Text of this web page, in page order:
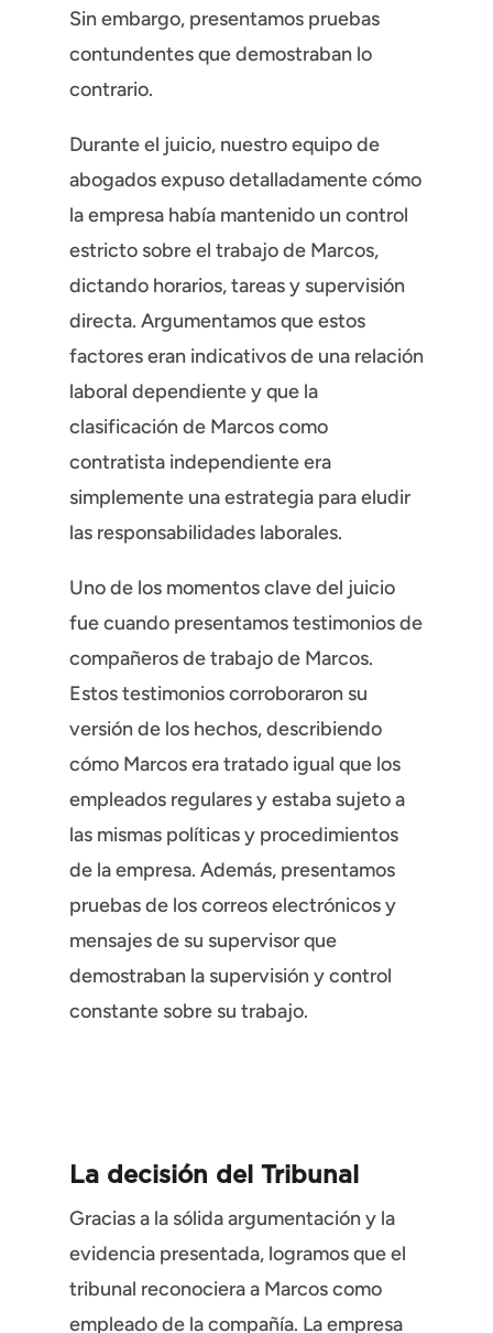
Sin embargo, presentamos pruebas
contundentes que demostraban lo
contrario.
Durante el juicio, nuestro equipo de
abogados expuso detalladamente cómo
la empresa había mantenido un control
estricto sobre el trabajo de Marcos,
dictando horarios, tareas y supervisión
directa. Argumentamos que estos
factores eran indicativos de una relación
laboral dependiente y que la
clasificación de Marcos como
contratista independiente era
simplemente una estrategia para eludir
las responsabilidades laborales.
Uno de los momentos clave del juicio
fue cuando presentamos testimonios de
compañeros de trabajo de Marcos.
Estos testimonios corroboraron su
versión de los hechos, describiendo
cómo Marcos era tratado igual que los
empleados regulares y estaba sujeto a
las mismas políticas y procedimientos
de la empresa. Además, presentamos
pruebas de los correos electrónicos y
mensajes de su supervisor que
demostraban la supervisión y control
constante sobre su trabajo.
La decisión del Tribunal
Gracias a la sólida argumentación y la
evidencia presentada, logramos que el
tribunal reconociera a Marcos como
empleado de la compañía. La empresa